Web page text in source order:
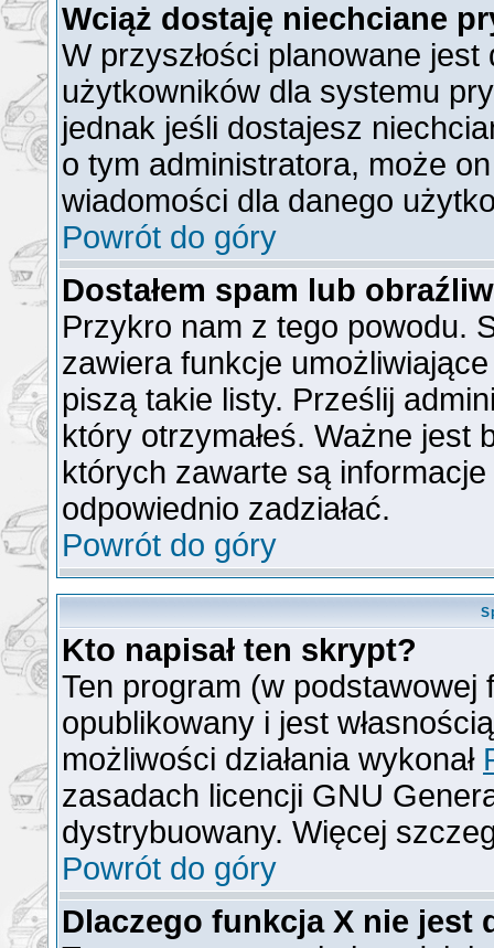
Wciąż dostaję niechciane
W przyszłości planowane
użytkowników dla systemu
jednak jeśli dostajesz
o tym administratora, może
wiadomości dla danego
Powrót do góry
Dostałem spam lub
Przykro nam z tego powodu.
zawiera funkcje
piszą takie listy. Prześlij
który otrzymałeś. Ważne jest
których zawarte są
odpowiednio zadziałać.
Powrót do góry
Kto napisał ten skrypt?
Ten program (w podstawowej
opublikowany i jest
możliwości działania wykonał
zasadach licencji GNU
dystrybuowany. Więcej
Powrót do góry
Dlaczego funkcja X nie jest